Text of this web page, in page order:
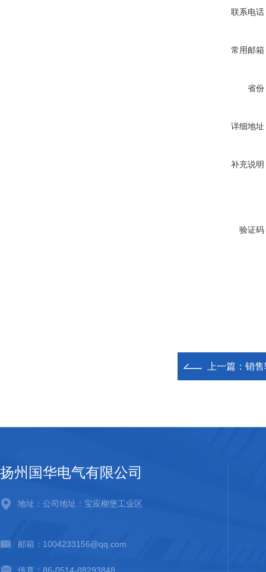
联系电话
常用邮箱
省份
详细地址
补充说明
验证码
上一篇： 销
扬州国华电气有限公司
地址：公司地址：宝应柳堡工业区
邮箱：1004233156@qq.com